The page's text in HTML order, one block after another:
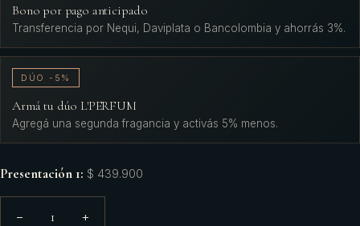
Bono por pago anticipado
Transferencia por Nequi, Daviplata o Bancolombia y ahorrás 3%.
DÚO -5%
Armá tu dúo L'PERFUM
Agregá una segunda fragancia y activás 5% menos.
Presentación 1: $ 439.900
− 1 +